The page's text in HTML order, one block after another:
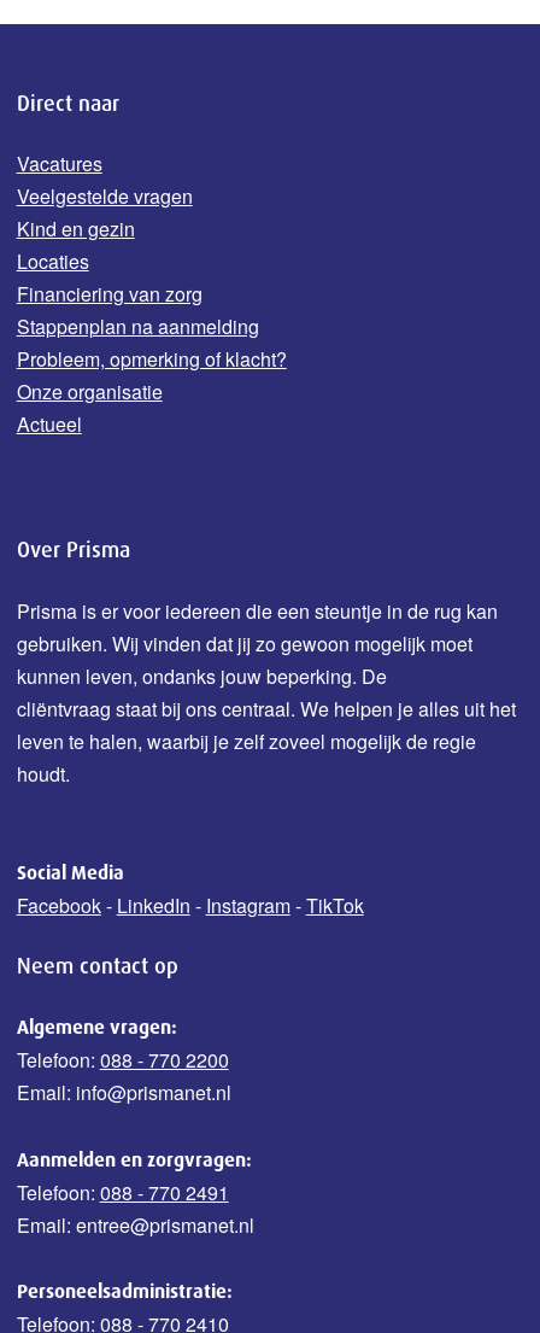
Direct naar
Vacatures
Veelgestelde vragen
Kind en gezin
Locaties
Financiering van zorg
Stappenplan na aanmelding
Probleem, opmerking of klacht?
Onze organisatie
Actueel
Over Prisma
Prisma is er voor iedereen die een steuntje in de rug kan
gebruiken. Wij vinden dat jij zo gewoon mogelijk moet
kunnen leven, ondanks jouw beperking. De
cliëntvraag staat bij ons centraal. We helpen je alles uit het
leven te halen, waarbij je zelf zoveel mogelijk de regie
houdt.
Social Media
Facebook- LinkedIn - Instagram-TikTok
Neem contact op
Algemene vragen:
Telefoon: 088 - 770 2200
Email: info@prismanet.nl
Aanmelden en zorgvragen:
Telefoon: 088 - 770 2491
Email: entree@prismanet.nl
Personeelsadministratie:
Telefoon: 088 - 770 2410